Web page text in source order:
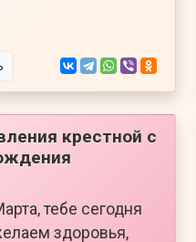
крестной с
тебе сегодня
здоровья,